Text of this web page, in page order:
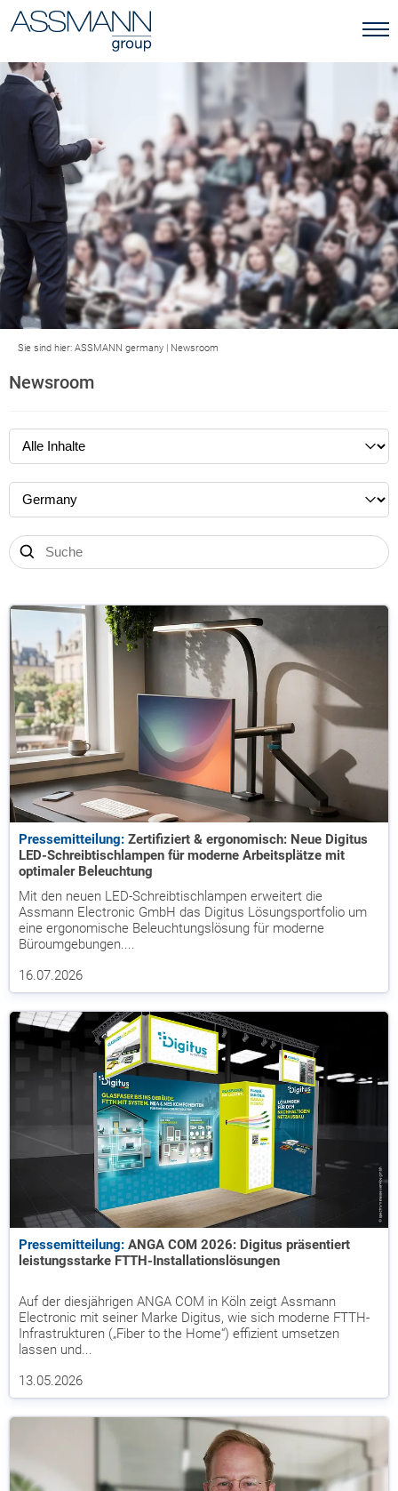
Sie sind hier: ASSMANN germany | Newsroom
Newsroom
Pressemitteilung: Zertifiziert & ergonomisch: Neue Digitus
LED-Schreibtischlampen für moderne Arbeitsplätze mit
optimaler Beleuchtung
Mit den neuen LED-Schreibtischlampen erweitert die
Assmann Electronic GmbH das Digitus Lösungsportfolio um
eine ergonomische Beleuchtungslösung für moderne
Büroumgebungen....
16.07.2026
Pressemitteilung: ANGA COM 2026: Digitus präsentiert
leistungsstarke FTTH-Installationslösungen
Auf der diesjährigen ANGA COM in Köln zeigt Assmann
Electronic mit seiner Marke Digitus, wie sich moderne FTTH-
Infrastrukturen („Fiber to the Home“) effizient umsetzen
lassen und...
13.05.2026